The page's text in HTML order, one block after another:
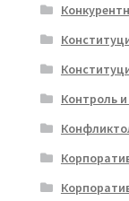
Контроль и